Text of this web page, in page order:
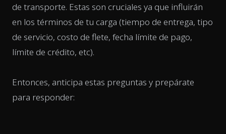
de transporte. Estas son cruciales ya que influirán
en los términos de tu carga (tiempo de entrega, tipo
de servicio, costo de flete, fecha límite de pago,
límite de crédito, etc).
Entonces, anticipa estas preguntas y prepárate
para responder: